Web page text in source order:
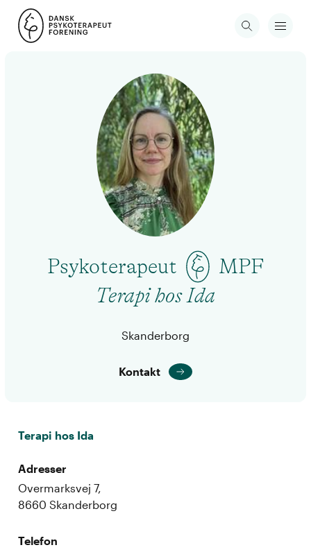
Psykoterapeut
MPF
Terapi hos Ida
Skanderborg
Kontakt
Terapi hos Ida
Adresser
Overmarksvej 7,
8660 Skanderborg
Telefon